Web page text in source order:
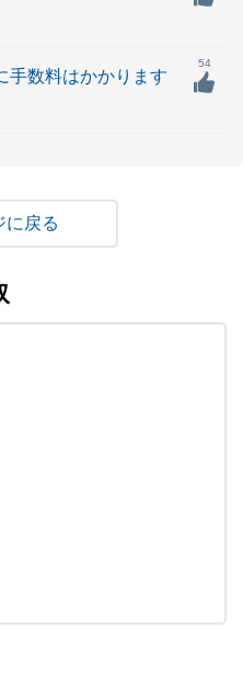
手数料はかかります
54
戻る